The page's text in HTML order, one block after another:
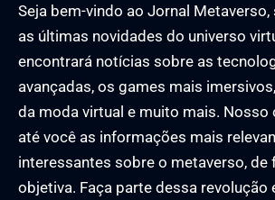
Seja bem-vindo ao Jornal
as últimas novidades do universo
encontrará notícias sobre as
avançadas, os games mais
da moda virtual e muito mais. Nosso
até você as informações mais
interessantes sobre o metaverso, de
objetiva. Faça parte dessa revolução